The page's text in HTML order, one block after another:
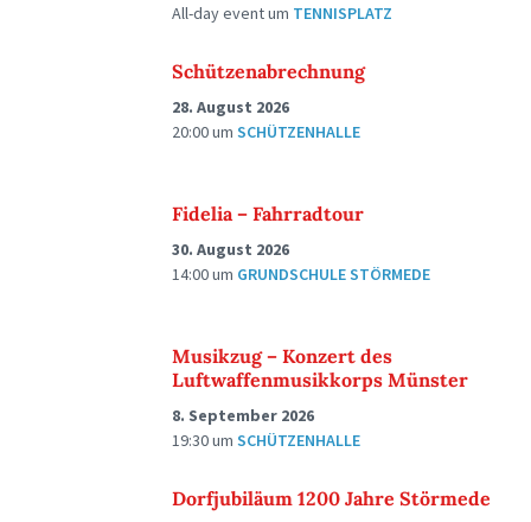
All-day eventum TENNISPLATZ
Schützenabrechnung
28. August 2026
20:00um SCHÜTZENHALLE
Fidelia – Fahrradtour
30. August 2026
14:00um GRUNDSCHULE STÖRMEDE
Musikzug – Konzert des
Luftwaffenmusikkorps Münster
8. September 2026
19:30um SCHÜTZENHALLE
Dorfjubiläum 1200 Jahre Störmede